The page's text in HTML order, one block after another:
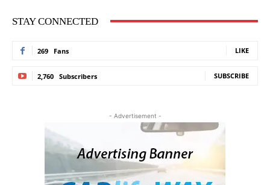
STAY CONNECTED
269 Fans LIKE
2,760 Subscribers SUBSCRIBE
- Advertisement -